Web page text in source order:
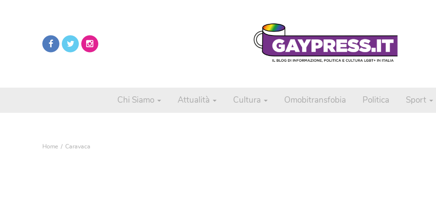
Chi Siamo Attualità Cultura Omobitransfobia Politica Sport
Home Caravaca